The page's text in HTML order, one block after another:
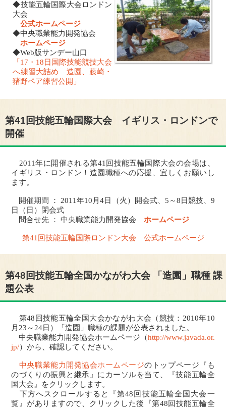
◆技能五輪国際大会ロンドン
大会
公式ホームページ
◆中央職業能力開発協会
ホームページ
◆Web版サンデー山口
「17・18日国際技能競技大会
へ練習大詰め 造園、藤崎・
猪野ペア練習公開」
第41回技能五輪国際大会 イギリス・ロンドンで
開催
2011年に開催される第41回技能五輪国際大会の会場は、
イギリス・ロンドン！造園職種への応援、宜しくお願いし
ます。
開催期間 ： 2011年10月4日（火）開会式、5～8日競技、9
日（日）閉会式
問合せ先 ： 中央職業能力開発協会ホームページ
第41回技能五輪国際ロンドン大会 公式ホームページ
第48回技能五輪全国かながわ大会 「造園」職種 課
題公表
第48回技能五輪全国大会かながわ大会（競技：2010年10
月23～24日）「造園」職種の課題が公表されました。
中央職業能力開発協会ホームページ（http://www.javada.or.
jp/）から、確認してください。
中央職業能力開発協会ホームページのトップページ『も
のづくりの振興と継承』にカーソルを当て、『技能五輪全
国大会』をクリックします。
下方へスクロールすると『第48回技能五輪全国大会一
覧』がありますので、クリックした後『第48回技能五輪全